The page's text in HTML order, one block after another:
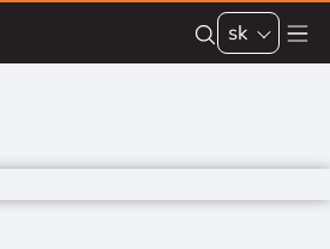
sk